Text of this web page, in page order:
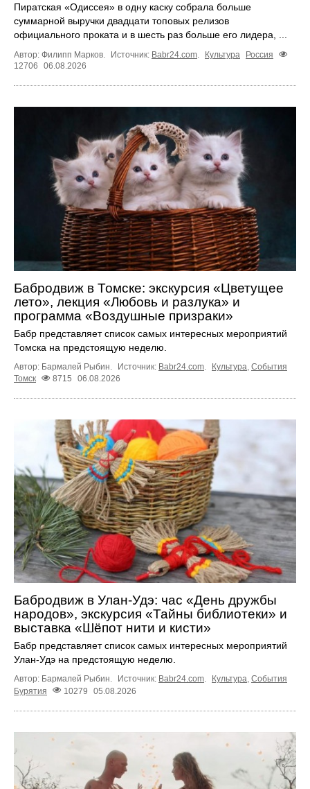
Пиратская «Одиссея» в одну каску собрала больше
суммарной выручки двадцати топовых релизов
официального проката и в шесть раз больше его лидера, ...
Автор: Филипп Марков. Источник: Babr24.com. Культура
Россия
12706
06.08.2026
Бабродвиж в Томске: экскурсия «Цветущее
лето», лекция «Любовь и разлука» и
программа «Воздушные призраки»
Бабр представляет список самых интересных мероприятий
Томска на предстоящую неделю.
Автор: Бармалей Рыбин. Источник: Babr24.com Культура События
Томск
8715 06.08.2026
Бабродвиж в Улан-Удэ: час «День дружбы
народов», экскурсия «Тайны библиотеки» и
выставка «Шёпот нити и кисти»
Бабр представляет список самых интересных мероприятий
Улан-Удэ на предстоящую неделю.
Автор: Бармалей Рыбин. Источник: Babr24.com. Культура, События
Бурятия
10279 05.08.2026